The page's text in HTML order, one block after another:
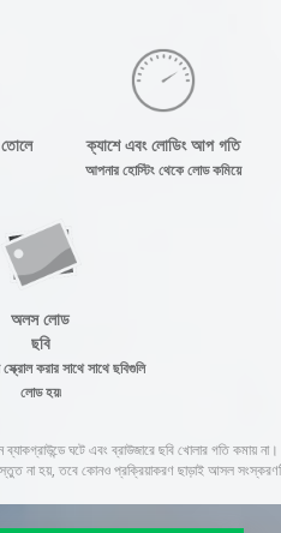
তোলে ক্যাশে এবং লোডিং আপ গতি
আপনার হোস্টিং থেকে লোড কমিয়ে
অলস লোড
ছবি
করার সাথে সাথে ছবিগুলি
লোড হয়৷
ঘটে এবং ব্রাউজারে ছবি খোলার গতি কমায় না।
না হয়, তবে কোনও প্রক্রিয়াকরণ ছাড়াই আসল